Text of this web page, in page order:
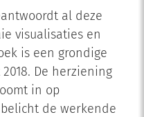
al deze
visualisaties en
is een grondige
De herziening
in op
de werkende